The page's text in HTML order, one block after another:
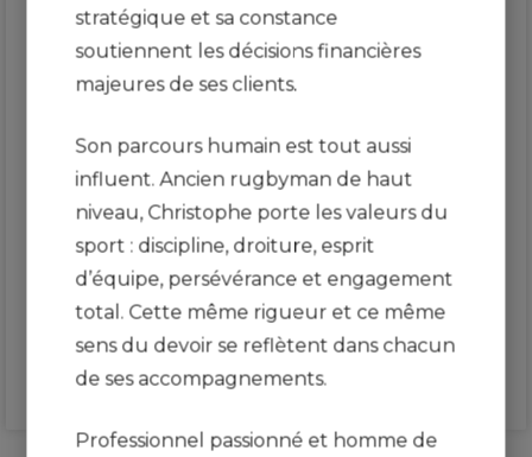
Francois-Julien Duffaud
CONSEILLER EN PLACEMENT PRINCIPAL,
GESTION DE PATRIMOINE MANUVIE INC.
stratégique et sa constance
soutiennent les décisions financières
majeures de ses clients.
Son parcours humain est tout aussi
influent. Ancien rugbyman de haut
niveau, Christophe porte les valeurs du
sport : discipline, droiture, esprit
d’équipe, persévérance et engagement
total. Cette même rigueur et ce même
sens du devoir se reflètent dans chacun
de ses accompagnements.
Professionnel passionné et homme de